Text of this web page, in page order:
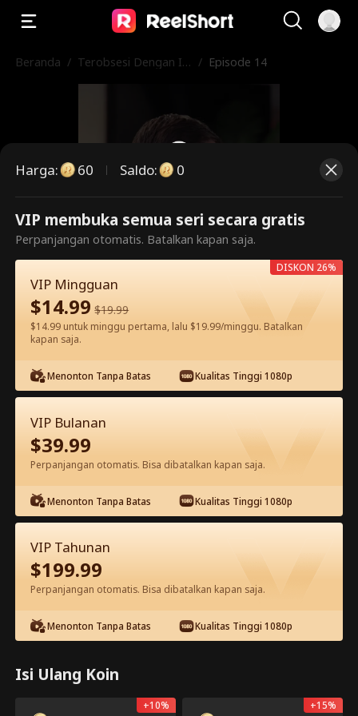
Beranda / Terobsesi Dengan Is
/ Episode 14
Ini adalah episode berbayar.
Silakan buka untuk menonton.
60
Episode 14 - Terobsesi Dengan Istri
Bisunya Film Lengkap
0-49 50-85
14 15 16 17
12.1k Bagikan
Eksklusif di Aplikasi: Buka
Harga: 60 Saldo: 0
VIP membuka semua seri secara gratis
Perpanjangan otomatis. Batalkan kapan saja.
VIP Mingguan
$14.99 $19.99
$14.99 untuk minggu pertama, lalu $19.99/minggu. Batalkan
kapan saja.
Menonton Tanpa Batas Kualitas Tinggi 1080p
DISKON 26%
VIP Bulanan
$39.99
Perpanjangan otomatis. Bisa dibatalkan kapan saja.
Menonton Tanpa Batas Kualitas Tinggi 1080p
VIP Tahunan
$199.99
Perpanjangan otomatis. Bisa dibatalkan kapan saja.
Menonton Tanpa Batas Kualitas Tinggi 1080p
Isi Ulang Koin
+10% +15%